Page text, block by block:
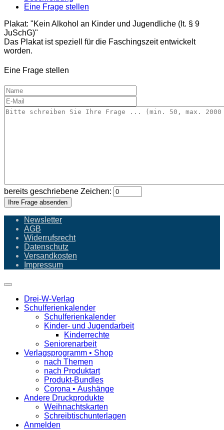
Eine Frage stellen
Plakat: "Kein Alkohol an Kinder und Jugendliche (lt. § 9
JuSchG)"
Das Plakat ist speziell für die Faschingszeit entwickelt
worden.
Eine Frage stellen
bereits geschriebene Zeichen:
Ihre Frage absenden
Newsletter
AGB
Widerrufsrecht
Datenschutz
Versandkosten
Impressum
Drei-W-Verlag
Schulferienkalender
Schulferienkalender
Kinder- und Jugendarbeit
Kinderrechte
Seniorenarbeit
Verlagsprogramm • Shop
nach Themen
nach Produktart
Produkt-Bundles
Corona • Aushänge
Andere Druckprodukte
Weihnachtskarten
Schreibtischunterlagen
Anmelden